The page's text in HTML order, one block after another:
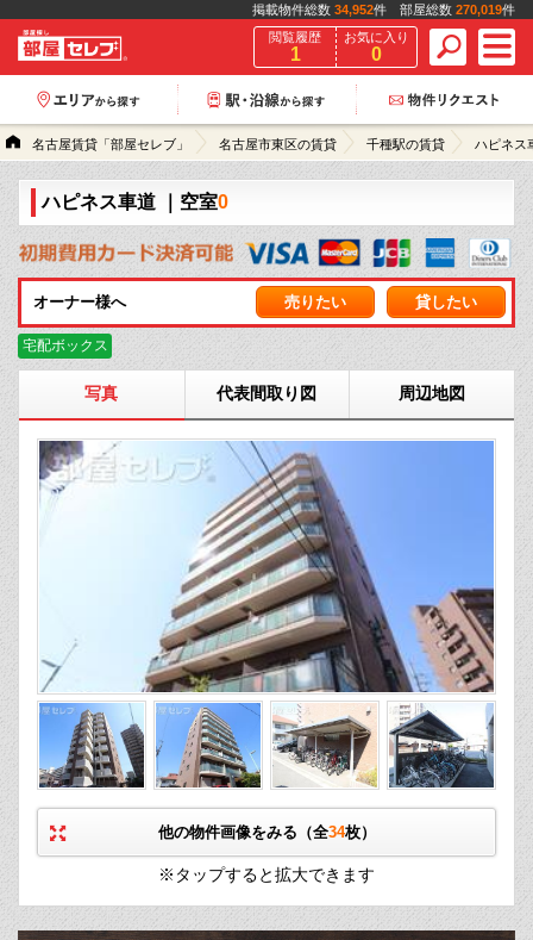
掲載物件総数 34,952件 部屋総数 270,019件
閲覧履歴
1
お気に入り
0
名古屋賃貸「部屋セレブ」 名古屋市東区の賃貸 千種駅の賃貸 ハピネス
ハピネス車道 ｜空室0
オーナー様へ 売りたい 貸したい
宅配ボックス
写真 代表間取り図 周辺地図
他の物件画像をみる（全34枚）
※タップすると拡大できます